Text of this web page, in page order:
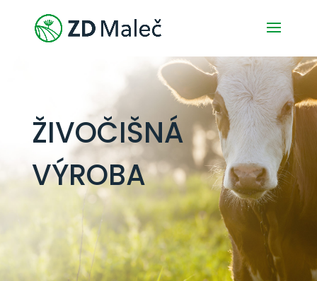
ŽIVOČIŠNÁ
VÝROBA